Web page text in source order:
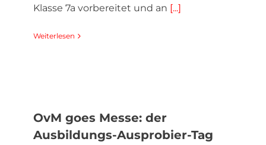
Klasse 7a vorbereitet und an [...]
Weiterlesen
OvM goes Messe: der
Ausbildungs-Ausprobier-Tag